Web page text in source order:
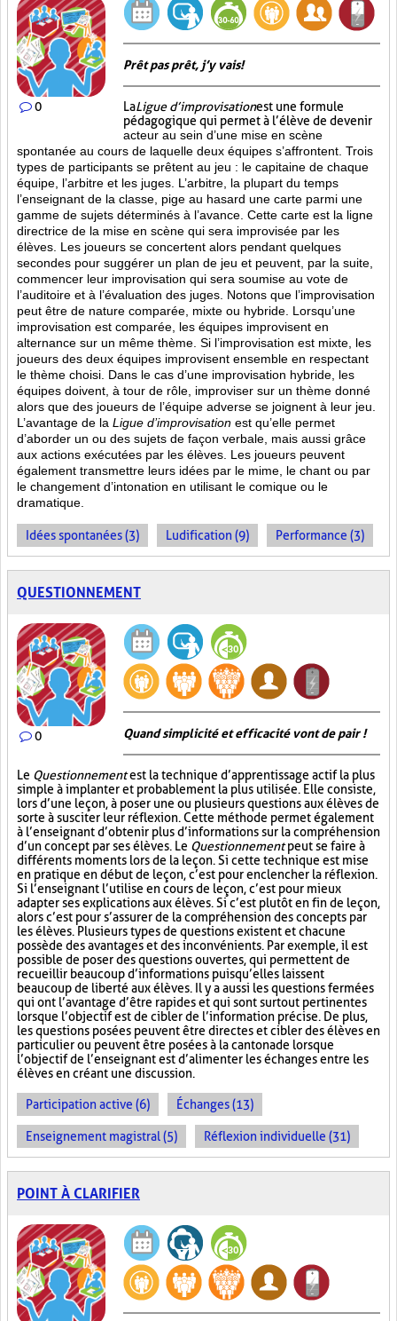
0
Prêt pas prêt, j’y vais!
LaLigue d’improvisationest une formule
pédagogique qui permet à l’élève de devenir
acteur au sein d’une mise en scène
spontanée au cours de laquelle deux équipes s’affrontent. Trois
types de participants se prêtent au jeu : le capitaine de chaque
équipe, l’arbitre et les juges. L’arbitre, la plupart du temps
l’enseignant de la classe, pige au hasard une carte parmi une
gamme de sujets déterminés à l’avance. Cette carte est la ligne
directrice de la mise en scène qui sera improvisée par les
élèves. Les joueurs se concertent alors pendant quelques
secondes pour suggérer un plan de jeu et peuvent, par la suite,
commencer leur improvisation qui sera soumise au vote de
l’auditoire et à l’évaluation des juges. Notons que l’improvisation
peut être de nature comparée, mixte ou hybride. Lorsqu’une
improvisation est comparée, les équipes improvisent en
alternance sur un même thème. Si l’improvisation est mixte, les
joueurs des deux équipes improvisent ensemble en respectant
le thème choisi. Dans le cas d’une improvisation hybride, les
équipes doivent, à tour de rôle, improviser sur un thème donné
alors que des joueurs de l’équipe adverse se joignent à leur jeu.
L’avantage de la Ligue d’improvisation est qu’elle permet
d’aborder un ou des sujets de façon verbale, mais aussi grâce
aux actions exécutées par les élèves. Les joueurs peuvent
également transmettre leurs idées par le mime, le chant ou par
le changement d’intonation en utilisant le comique ou le
dramatique.
Idées spontanées (3) Ludification (9) Performance (3)
QUESTIONNEMENT
0 Quand simplicité et efficacité vont de pair !
Le Questionnementest la technique d’apprentissage actif la plus
simple à implanter et probablement la plus utilisée. Elle consiste,
lors d’une leçon, à poser une ou plusieurs questions aux élèves de
sorte à susciter leur réflexion. Cette méthode permet également
à l’enseignant d’obtenir plus d’informations sur la compréhension
d’un concept par ses élèves. Le Questionnementpeut se faire à
différents moments lors de la leçon. Si cette technique est mise
en pratique en début de leçon, c’est pour enclencher la réflexion.
Si l’enseignant l’utilise en cours de leçon, c’est pour mieux
adapter ses explications aux élèves. Si c’est plutôt en fin de leçon,
alors c’est pour s’assurer de la compréhension des concepts par
les élèves. Plusieurs types de questions existent et chacune
possède des avantages et des inconvénients. Par exemple, il est
possible de poser des questions ouvertes, qui permettent de
recueillir beaucoup d’informations puisqu’elles laissent
beaucoup de liberté aux élèves. Il y a aussi les questions fermées
qui ont l’avantage d’être rapides et qui sont surtout pertinentes
lorsque l’objectif est de cibler de l’information précise. De plus,
les questions posées peuvent être directes et cibler des élèves en
particulier ou peuvent être posées à la cantonade lorsque
l’objectif de l’enseignant est d’alimenter les échanges entre les
élèves en créant une discussion.
Participation active (6) Échanges (13)
Enseignement magistral (5) Réflexion individuelle (31)
POINT À CLARIFIER